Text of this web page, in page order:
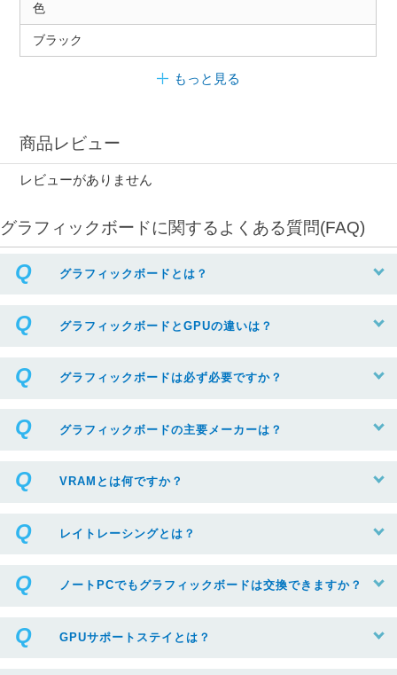
色
ブラック
もっと見る
商品レビュー
レビューがありません
グラフィックボードに関するよくある質問(FAQ)
グラフィックボードとは？
グラフィックボードとGPUの違いは？
グラフィックボードは必ず必要ですか？
グラフィックボードの主要メーカーは？
VRAMとは何ですか？
レイトレーシングとは？
ノートPCでもグラフィックボードは交換できますか？
GPUサポートステイとは？